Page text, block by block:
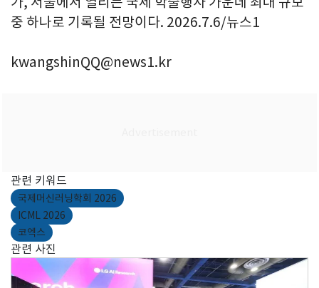
중 하나로 기록될 전망이다. 2026.7.6/뉴스1
kwangshinQQ@news1.kr
관련 키워드
국제머신러닝학회 2026
ICML 2026
코엑스
관련 사진